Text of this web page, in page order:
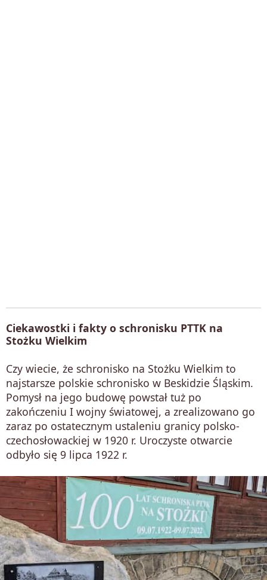
Ciekawostki i fakty o schronisku PTTK na
Stożku Wielkim
Czy wiecie, że schronisko na Stożku Wielkim to
najstarsze polskie schronisko w Beskidzie Śląskim.
Pomysł na jego budowę powstał tuż po
zakończeniu I wojny światowej, a zrealizowano go
zaraz po ostatecznym ustaleniu granicy polsko-
czechosłowackiej w 1920 r. Uroczyste otwarcie
odbyło się 9 lipca 1922 r.